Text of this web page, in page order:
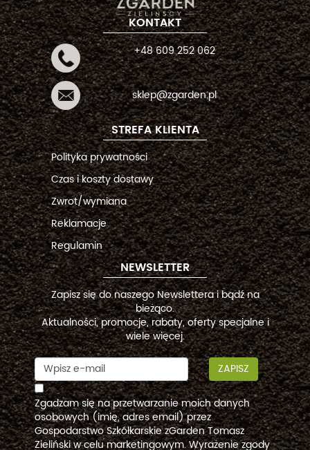
KONTAKT
+48 609 252 062
sklep@zgarden.pl
STREFA KLIENTA
Polityka prywatności
Czas i koszty dostawy
Zwrot/wymiana
Reklamacje
Regulamin
NEWSLETTER
Zapisz się do naszego Newslettera i bądź na
bieżąco.
Aktualności, promocje, rabaty, oferty specjalne i
wiele więcej.
ZAPISZ
Zgadzam się na przetwarzanie moich danych
osobowych (imię, adres email) przez
Gospodarstwo Szkółkarskie zGarden Tomasz
Zieliński w celu marketingowym. Wyrażenie zgody